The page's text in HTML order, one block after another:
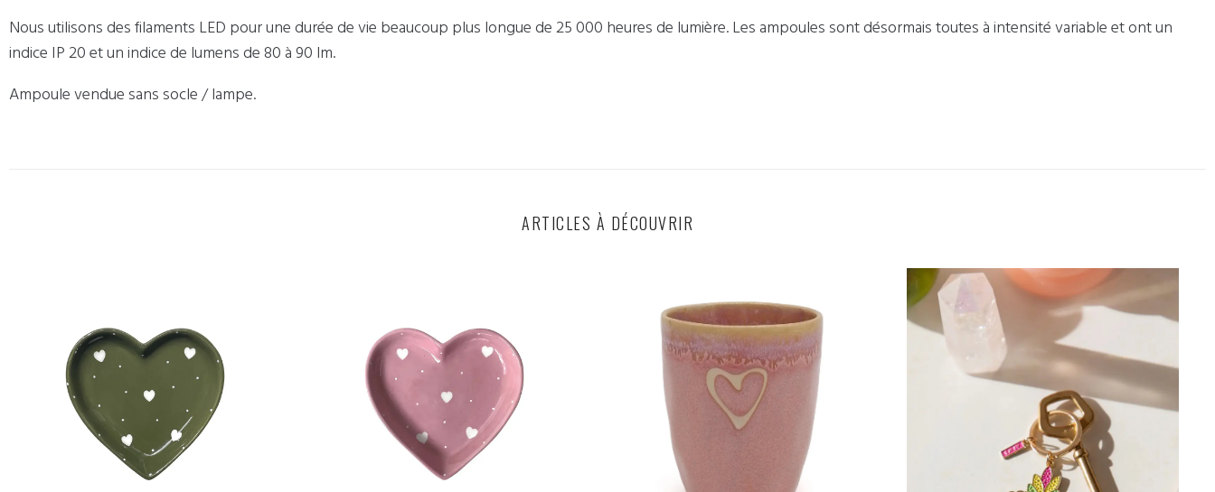
Nous utilisons des filaments LED pour une durée de vie beaucoup plus longue de 25 000 heures de lumière. Les ampoules sont désormais toutes à intensité variable et ont un
indice IP 20 et un indice de lumens de 80 à 90 lm.
Ampoule vendue sans socle / lampe.
ARTICLES À DÉCOUVRIR